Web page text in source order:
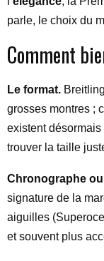
parle, le choix du
Comment
Le format.
grosses montres ;
existent
trouver la taille
Chronographe
signature de la
aiguilles
et souvent plus